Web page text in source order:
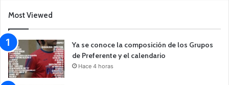
Most Viewed
Ya se conoce la composición de los Grupos
de Preferente y el calendario
Hace 4 horas